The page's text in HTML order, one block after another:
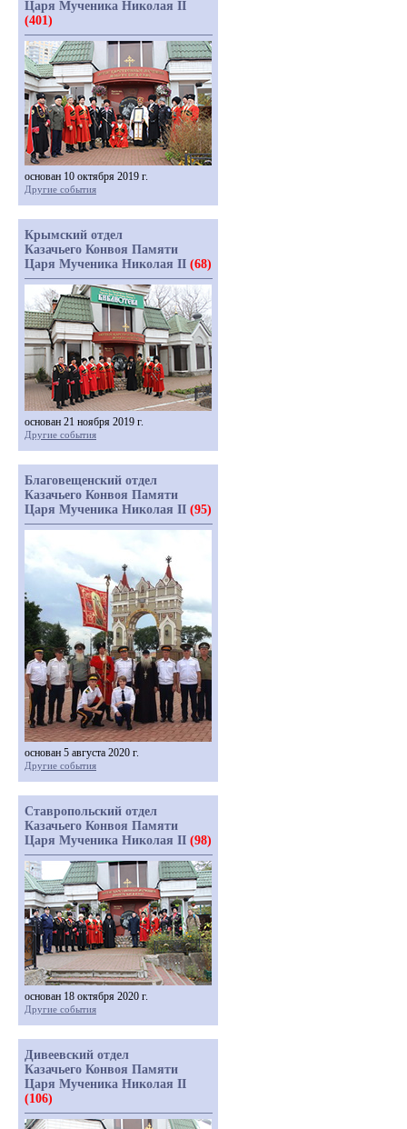
Царя Мученика Николая II
(401)
основан 10 октября 2019 г.
Другие события
Крымский отдел
Казачьего Конвоя Памяти
Царя Мученика Николая II (68)
основан 21 ноября 2019 г.
Другие события
Благовещенский отдел
Казачьего Конвоя Памяти
Царя Мученика Николая II (95)
основан 5 августа 2020 г.
Другие события
Ставропольский отдел
Казачьего Конвоя Памяти
Царя Мученика Николая II (98)
основан 18 октября 2020 г.
Другие события
Дивеевский отдел
Казачьего Конвоя Памяти
Царя Мученика Николая II
(106)